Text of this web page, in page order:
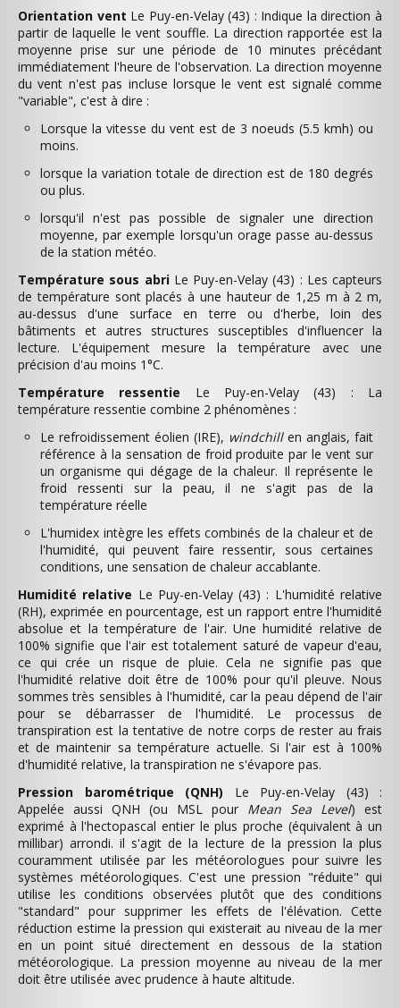
Orientation vent Le Puy-en-Velay (43) : Indique la direction à
partir de laquelle le vent souffle. La direction rapportée est la
moyenne prise sur une période de 10 minutes précédant
immédiatement l'heure de l'observation. La direction moyenne
du vent n'est pas incluse lorsque le vent est signalé comme
"variable", c'est à dire :
Lorsque la vitesse du vent est de 3 noeuds (5.5 kmh) ou
moins.
lorsque la variation totale de direction est de 180 degrés
ou plus.
lorsqu'il n'est pas possible de signaler une direction
moyenne, par exemple lorsqu'un orage passe au-dessus
de la station météo.
Température sous abriLe Puy-en-Velay (43) : Les capteurs
de température sont placés à une hauteur de 1,25 m à 2 m,
au-dessus d'une surface en terre ou d'herbe, loin des
bâtiments et autres structures susceptibles d'influencer la
lecture. L'équipement mesure la température avec une
précision d'au moins 1°C.
Température ressentie Le Puy-en-Velay (43) : La
température ressentie combine 2 phénomènes :
Le refroidissement éolien (IRE), windchillen anglais, fait
référence à la sensation de froid produite par le vent sur
un organisme qui dégage de la chaleur. Il représente le
froid ressenti sur la peau, il ne s'agit pas de la
température réelle
L'humidex intègre les effets combinés de la chaleur et de
l'humidité, qui peuvent faire ressentir, sous certaines
conditions, une sensation de chaleur accablante.
Humidité relative Le Puy-en-Velay (43) : L'humidité relative
(RH), exprimée en pourcentage, est un rapport entre l'humidité
absolue et la température de l'air. Une humidité relative de
100% signifie que l'air est totalement saturé de vapeur d'eau,
ce qui crée un risque de pluie. Cela ne signifie pas que
l'humidité relative doit être de 100% pour qu'il pleuve. Nous
sommes très sensibles à l'humidité, car la peau dépend de l'air
pour se débarrasser de l'humidité. Le processus de
transpiration est la tentative de notre corps de rester au frais
et de maintenir sa température actuelle. Si l'air est à 100%
d'humidité relative, la transpiration ne s'évapore pas.
Pression barométrique (QNH) Le Puy-en-Velay (43) :
Appelée aussi QNH (ou MSL pour Mean Sea Level) est
exprimé à l'hectopascal entier le plus proche (équivalent à un
millibar) arrondi. il s'agit de la lecture de la pression la plus
couramment utilisée par les météorologues pour suivre les
systèmes météorologiques. C'est une pression "réduite" qui
utilise les conditions observées plutôt que des conditions
"standard" pour supprimer les effets de l'élévation. Cette
réduction estime la pression qui existerait au niveau de la mer
en un point situé directement en dessous de la station
météorologique. La pression moyenne au niveau de la mer
doit être utilisée avec prudence à haute altitude.